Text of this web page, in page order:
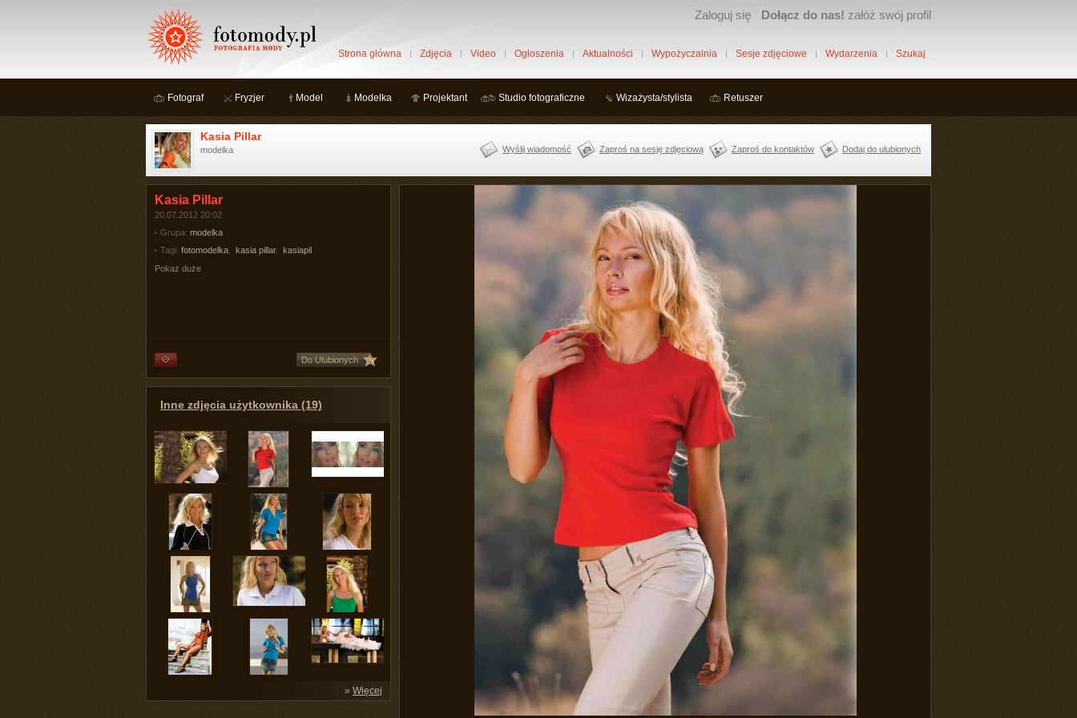
Zaloguj się Dołącz do nas! załóż swój profil
Strona główna Zdjęcia Video Ogłoszenia Aktualności Wypożyczalnia Sesje zdjęciowe Wydarzenia Szukaj
Fotograf Fryzjer Model Modelka Projektant Studio fotograficzne Wizażysta/stylista Retuszer
Kasia Pillar
modelka Wyślij wiadomość Zaproś na sesję zdjęciową Zaproś do kontaktów Dodaj do ulubionych
Kasia Pillar
20.07.2012 20:02
Grupa: modelka
Tagi: fotomodelka kasia pillar,
kasiapil
Pokaż duże
Do Ulubionych
Inne zdjęcia użytkownika (19)
» Więcej